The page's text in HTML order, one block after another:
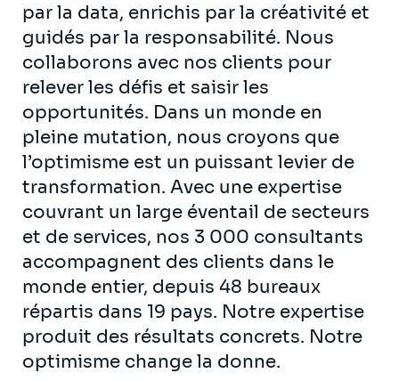
par la data, enrichis par la créativité et
guidés par la responsabilité. Nous
collaborons avec nos clients pour
relever les défis et saisir les
opportunités. Dans un monde en
pleine mutation, nous croyons que
l’optimisme est un puissant levier de
transformation. Avec une expertise
couvrant un large éventail de secteurs
et de services, nos 3 000 consultants
accompagnent des clients dans le
monde entier, depuis 48 bureaux
répartis dans 19 pays. Notre expertise
produit des résultats concrets. Notre
optimisme change la donne.